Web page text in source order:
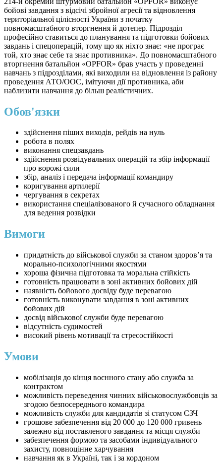
бойові завдання з відсічі збройної агресії та відновлення
територіальної цілісності України з початку
повномасштабного вторгнення й дотепер. Підрозділ
професійно ставиться до планування та підготовки бойових
завдань і спецоперацій, тому що як ніхто знає: «не програє
той, хто знає себе та знає противника». До повномасштабного
вторгнення батальйон «OPFOR» брав участь у проведенні
навчань з підрозділами, які виходили на відновлення із району
проведення АТО/ООС, імітуючи дії противника, аби
наблизити навчання до більш реалістичних.
Обов'язки
здійснення піших виходів, рейдів на нуль
робота в полях
виконання спецзавдань
здійснення розвідувальних операцій та збір інформації
про ворожі сили
збір, аналіз і передача інформації командиру
коригування артилерії
чергування в секретах
використання спеціалізованого й сучасного обладнання
для ведення розвідки
Вимоги
придатність до військової служби за станом здоров’я та
морально-психологічними якостями
хороша фізична підготовка та моральна стійкість
готовність працювати в зоні активних бойових дій
наявність бойового досвіду буде перевагою
готовність виконувати завдання в зоні активних
бойових дій
досвід військової служби буде перевагою
відсутність судимостей
високий рівень мотивації та стресостійкості
Умови
мобілізація до кінця воєнного стану або служба за
контрактом
можливість переведення чинних військовослужбовців за
згодою безпосереднього командира
можливість служби для кандидатів зі статусом СЗЧ
грошове забезпечення від 20 000 до 120 000 гривень
залежно від поставленого завдання та місця служби
забезпечення формою та засобами індивідуального
захисту, повноцінне харчування
навчання як в Україні, так і за кордоном